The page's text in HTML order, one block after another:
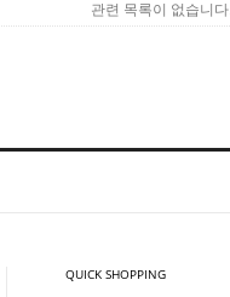
관련 목록이 없습니
QUICK SHOPPING